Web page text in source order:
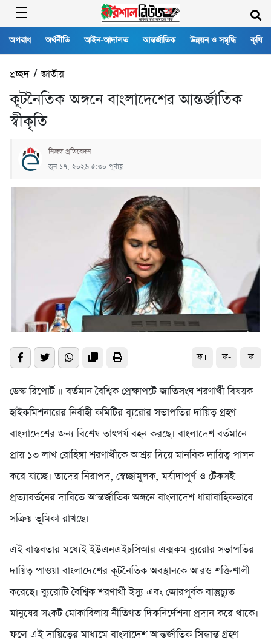
অপরাধ অর্থনীতি আইন-আদালত আন্তর্জাতিক উন্নয়ন ও সমৃদ্ধি কৃষি
প্রচ্ছদ/জাতীয়
কূটনৈতিক অঙ্গনে বাংলাদেশের আন্তর্জাতিক
স্বীকৃতি
নিজস্ব প্রতিবেদন
জুন ১৭, ২০২৬ ৫:৩০ পূর্বাহ্ণ
ফ+ ফ- ফ
ডেস্ক রিপোর্ট ॥ বর্তমান বৈশ্বিক প্রেক্ষাপটে জাতিসংঘ শরণার্থী বিষয়ক
হাইকমিশনারের নির্বাহী কমিটির ব্যুরোর সভাপতির দায়িত্ব গ্রহণ
বাংলাদেশের জন্য বিশেষ তাৎপর্য বহন করছে। বাংলাদেশ বর্তমানে
প্রায় ১৩ লাখ রোহিঙ্গা শরণার্থীকে আশ্রয় দিয়ে মানবিক দায়িত্ব পালন
করে যাচ্ছে। তাদের নিরাপদ, স্বেচ্ছামূলক, মর্যাদাপূর্ণ ও টেকসই
প্রত্যাবর্তনের দাবিতে আন্তর্জাতিক অঙ্গনে বাংলাদেশ ধারাবাহিকভাবে
সক্রিয় ভূমিকা রাখছে।
এই বাস্তবতার মধ্যেই ইউএনএইচসিআর এক্সকম ব্যুরোর সভাপতির
দায়িত্ব পাওয়া বাংলাদেশের কূটনৈতিক অবস্থানকে আরও শক্তিশালী
করেছে। ব্যুরোটি বৈশ্বিক শরণার্থী ইস্যু এবং জোরপূর্বক বাস্তুচ্যুত
মানুষের সংকট মোকাবিলায় নীতিগত দিকনির্দেশনা প্রদান করে থাকে।
ফলে এই দায়িত্বের মাধ্যমে বাংলাদেশ আন্তর্জাতিক সিদ্ধান্ত গ্রহণ